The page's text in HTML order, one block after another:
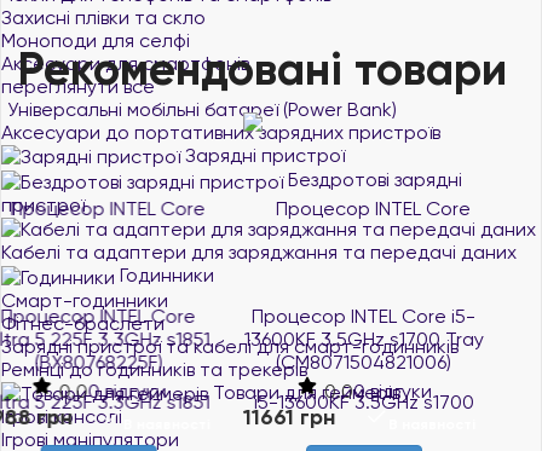
Захисні плівки та скло
Моноподи для селфі
Аксесуари для смартфонів
переглянути все
Універсальні мобільні батареї (Power Bank)
Аксесуари до портативних зарядних пристроїв
Зарядні пристрої
Бездротові зарядні
пристрої
Кабелі та адаптери для заряджання та передачі даних
Годинники
Смарт-годинники
Фітнес-браслети
Зарядні пристрої та кабелі для смарт-годинників
Ремінці до годинників та трекерів
Товари для геймерів
Ігрові консолі
Ігрові маніпулятори
Рекомендовані товари
Процесор INTEL Core i5-
13600KF 3.5GHz s1700 Tray
(CM8071504821006)
0.00 відгуки
В наявності
11661 грн
Процесор INTEL Core i5-
14600K 3.5GHz s1700 Tray
(CM8071504821015)
0.00 відгуки
16194 грн